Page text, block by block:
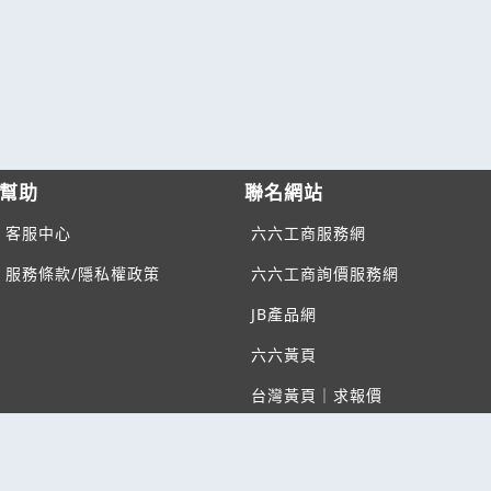
幫助
客服中心
服務條款/隱私權政策
聯名網站
六六工商服務網
六六工商詢價服務網
JB產品網
六六黃頁
台灣黃頁｜求報價